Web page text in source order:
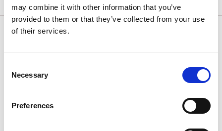
may combine it with other information that you’ve
provided to them or that they’ve collected from your use
of their services.
Selection
Necessary
Preferences